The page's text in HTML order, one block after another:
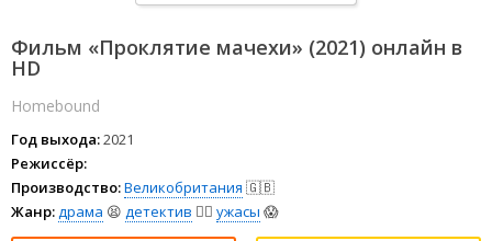
Фильм «Проклятие мачехи» (2021) онлайн в
HD
Homebound
Год выхода:2021
Режиссёр:
Производство:Великобритания 🇬🇧
Жанр:драма 😫 детектив 🕵️‍♂️ ужасы 😱